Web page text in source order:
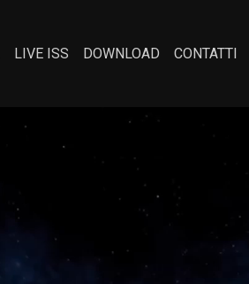
LIVE ISS DOWNLOAD CONTATTI